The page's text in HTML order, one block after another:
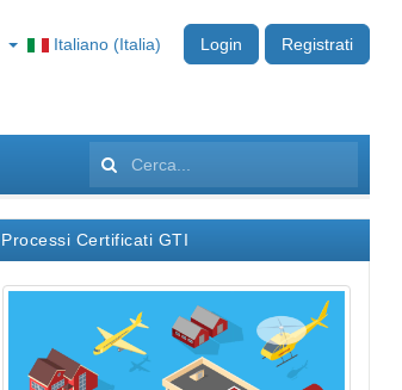
Registrati
Login
Italiano (Italia)
Cerca...
Processi Certificati GTI